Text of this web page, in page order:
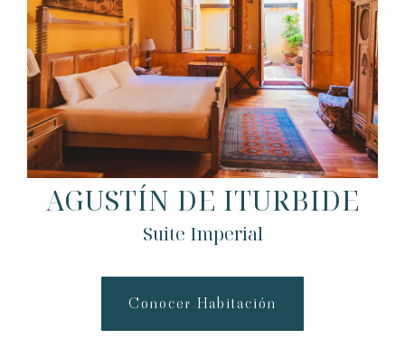
AGUSTÍN DE ITURBIDE
Suite Imperial
Conocer Habitación